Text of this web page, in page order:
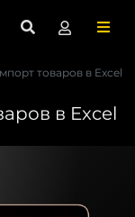
товаров в Excel
в Excel